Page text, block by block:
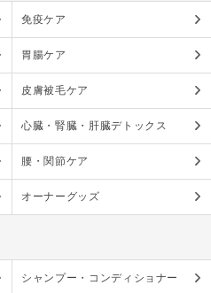
免疫ケア
胃腸ケア
皮膚被毛ケア
心臓・腎臓・肝臓デトックス
腰・関節ケア
オーナーグッズ
シャンプー・コンディショナー